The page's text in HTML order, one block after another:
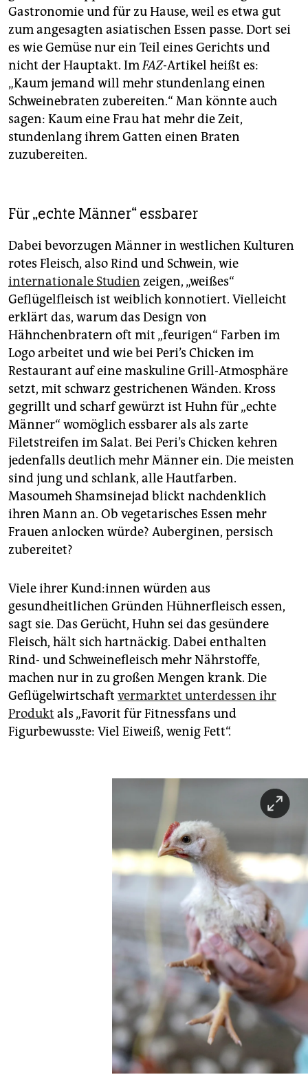
Gastronomie und für zu Hause, weil es etwa gut
zum angesagten asiatischen Essen passe. Dort sei
es wie Gemüse nur ein Teil eines Gerichts und
nicht der Hauptakt. ImFAZ-Artikel heißt es:
„Kaum jemand will mehr stundenlang einen
Schweinebraten zubereiten.“ Man könnte auch
sagen: Kaum eine Frau hat mehr die Zeit,
stundenlang ihrem Gatten einen Braten
zuzubereiten.
Für „echte Männer“ essbarer
Dabei bevorzugen Männer in westlichen Kulturen
rotes Fleisch, also Rind und Schwein, wie
internationale Studien zeigen, „weißes“
Geflügelfleisch ist weiblich konnotiert. Vielleicht
erklärt das, warum das Design von
Hähnchenbratern oft mit „feurigen“ Farben im
Logo arbeitet und wie bei Peri’s Chicken im
Restaurant auf eine maskuline Grill-Atmosphäre
setzt, mit schwarz gestrichenen Wänden. Kross
gegrillt und scharf gewürzt ist Huhn für „echte
Männer“ womöglich essbarer als als zarte
Filetstreifen im Salat. Bei Peri’s Chicken kehren
jedenfalls deutlich mehr Männer ein. Die meisten
sind jung und schlank, alle Hautfarben.
Masoumeh Shamsinejad blickt nachdenklich
ihren Mann an. Ob vegetarisches Essen mehr
Frauen anlocken würde? Auberginen, persisch
zubereitet?
Viele ihrer Kun­d:in­nen würden aus
gesundheitlichen Gründen Hühnerfleisch essen,
sagt sie. Das Gerücht, Huhn sei das gesündere
Fleisch, hält sich hartnäckig. Dabei enthalten
Rind- und Schweinefleisch mehr Nährstoffe,
machen nur in zu großen Mengen krank. Die
Geflügelwirtschaft vermarktet unterdessen ihr
Produkt als „Favorit für Fitnessfans und
Figurbewusste: Viel Eiweiß, wenig Fett“.